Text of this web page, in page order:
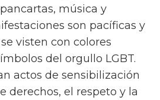
música y
son pacíficas y
visten con colores
del orgullo LGBT.
actos de sensibilización
derechos, el respeto y la